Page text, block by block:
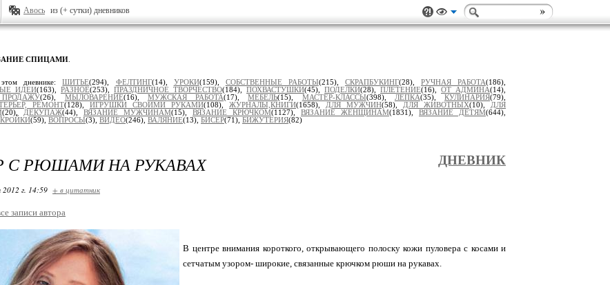
Авось из (+ сутки) дневников
СПИЦАМИ
дневнике:ШИТЬЕ(294), ФЕЛТИНГ(14), УРОКИ(159), СОБСТВЕННЫЕ РАБОТЫ(215), СКРАПБУКИНГ(28), РУЧНАЯ РАБОТА(186),
ИДЕИ(163), РАЗНОЕ(253), ПРАЗДНИЧНОЕ ТВОРЧЕСТВО(184), ПОХВАСТУШКИ(45), ПОДЕЛКИ(28), ПЛЕТЕНИЕ(16), ОТ АДМИНА(14),
(26), МЫЛОВАРЕНИЕ(16), МУЖСКАЯ РАБОТА(17),МЕБЕЛЬ(15), МАСТЕР-КЛАССЫ(398), ЛЕПКА(35),КУЛИНАРИЯ(79),
РЕМОНТ(128), ИГРУШКИ СВОИМИ РУКАМИ(108), ЖУРНАЛЫ,КНИГИ(1658), ДЛЯ МУЖЧИН(58), ДЛЯ ЖИВОТНЫХ(10), ДЛЯ
(20), ДЕКУПАЖ(44), ВЯЗАНИЕ МУЖЧИНАМ(15), ВЯЗАНИЕ КРЮЧКОМ(1127), ВЯЗАНИЕ ЖЕНЩИНАМ(1831), ВЯЗАНИЕ ДЕТЯМ(644),
(59), ВОПРОСЫ(3), ВИДЕО(246), ВАЛЯНИЕ(13), БИСЕР(71), БИЖУТЕРИЯ(82)
С РЮШАМИ НА РУКАВАХ ДНЕВНИК
2012 г. 14:59 + в цитатник
записи автора
В центре внимания короткого, открывающего полоску кожи пуловера с косами и
сетчатым узором- широкие, связанные крючком рюши на рукавах.